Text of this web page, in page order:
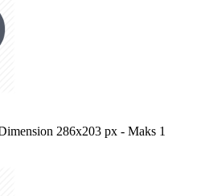
286x203 px - Maks 1